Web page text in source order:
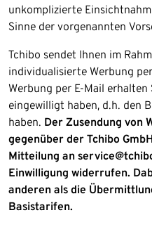
unkomplizierte
Sinne der vorgenannten
Tchibo sendet Ihnen im
individualisierte Werbung
Werbung per E-Mail erhalten
eingewilligt haben, d.h. den
haben. Der Zusendung von
gegenüber der Tchibo
Mitteilung an
Einwilligung widerrufen.
anderen als die
Basistarifen.